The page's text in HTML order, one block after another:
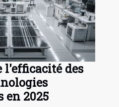
l'efficacité des
2025